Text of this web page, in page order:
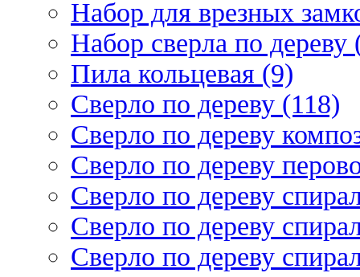
Набор для врезных
Набор сверла по дереву
Пила кольцевая (9)
Сверло по дереву (118)
Сверло по дереву
Сверло по дереву
Сверло по дереву
Сверло по дереву
Сверло по дереву